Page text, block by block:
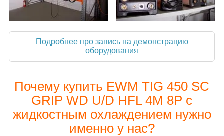
Подробнее про запись на демонстрацию
оборудования
Почему купить EWM TIG 450 SC
GRIP WD U/D HFL 4M 8P c
жидкостным охлаждением нужно
именно у нас?